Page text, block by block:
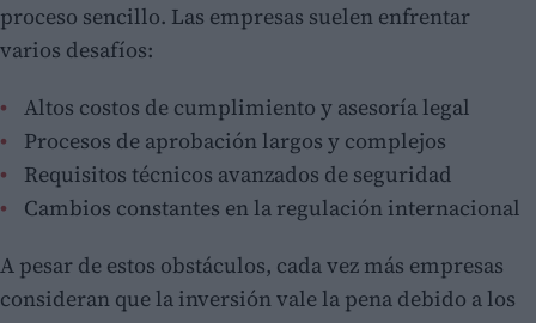
proceso sencillo. Las empresas suelen enfrentar
varios desafíos:
Altos costos de cumplimiento y asesoría legal
Procesos de aprobación largos y complejos
Requisitos técnicos avanzados de seguridad
Cambios constantes en la regulación internacional
A pesar de estos obstáculos, cada vez más empresas
consideran que la inversión vale la pena debido a los